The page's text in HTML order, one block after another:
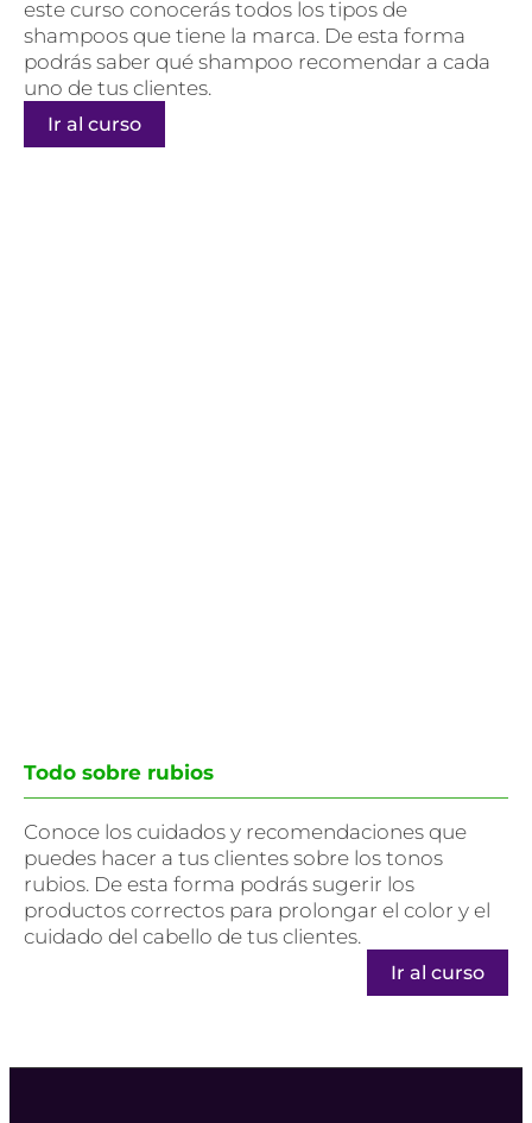
este curso conocerás todos los tipos de
shampoos que tiene la marca. De esta forma
podrás saber qué shampoo recomendar a cada
uno de tus clientes.
Ir al curso
Todo sobre rubios
Conoce los cuidados y recomendaciones que
puedes hacer a tus clientes sobre los tonos
rubios. De esta forma podrás sugerir los
productos correctos para prolongar el color y el
cuidado del cabello de tus clientes.
Ir al curso